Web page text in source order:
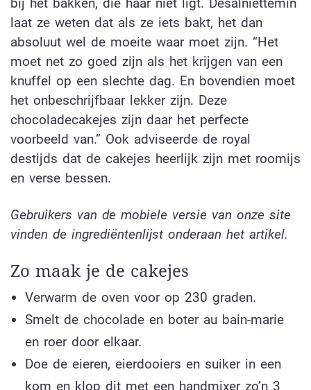
bij het bakken, die haar niet ligt. Desalniettemin
laat ze weten dat als ze iets bakt, het dan
absoluut wel de moeite waar moet zijn. “Het
moet net zo goed zijn als het krijgen van een
knuffel op een slechte dag. En bovendien moet
het onbeschrijfbaar lekker zijn. Deze
chocoladecakejes zijn daar het perfecte
voorbeeld van.” Ook adviseerde de royal
destijds dat de cakejes heerlijk zijn met roomijs
en verse bessen.
Gebruikers van de mobiele versie van onze site
vinden de ingrediëntenlijst onderaan het artikel.
Zo maak je de cakejes
Verwarm de oven voor op 230 graden.
Smelt de chocolade en boter au bain-marie
en roer door elkaar.
Doe de eieren, eierdooiers en suiker in een
kom en klop dit met een handmixer zo’n 3